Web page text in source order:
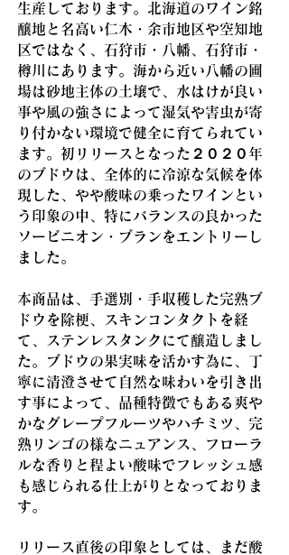
生産しております。北海道のワイン銘
醸地と名高い仁木・余市地区や空知地
区ではなく、石狩市・八幡、石狩市・
樽川にあります。海から近い八幡の圃
場は砂地主体の土壌で、水はけが良い
事や風の強さによって湿気や害虫が寄
り付かない環境で健全に育てられてい
ます。初リリースとなった２０２０年
のブドウは、全体的に冷涼な気候を体
現した、やや酸味の乗ったワインとい
う印象の中、特にバランスの良かった
ソービニオン・ブランをエントリーし
ました。
本商品は、手選別・手収穫した完熟ブ
ドウを除梗、スキンコンタクトを経
て、ステンレスタンクにて醸造しまし
た。ブドウの果実味を活かす為に、丁
寧に清澄させて自然な味わいを引き出
す事によって、品種特徴でもある爽や
かなグレープフルーツやハチミツ、完
熟リンゴの様なニュアンス、フローラ
ルな香りと程よい酸味でフレッシュ感
も感じられる仕上がりとなっておりま
す。
リリース直後の印象としては、まだ酸